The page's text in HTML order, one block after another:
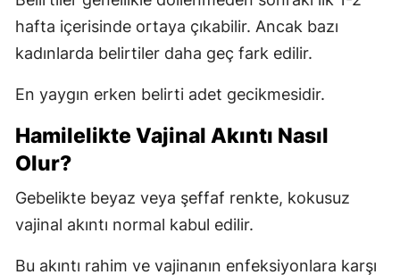
hafta içerisinde ortaya çıkabilir. Ancak bazı
kadınlarda belirtiler daha geç fark edilir.
En yaygın erken belirti adet gecikmesidir.
Hamilelikte Vajinal Akıntı Nasıl
Olur?
Gebelikte beyaz veya şeffaf renkte, kokusuz
vajinal akıntı normal kabul edilir.
Bu akıntı rahim ve vajinanın enfeksiyonlara karşı